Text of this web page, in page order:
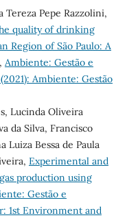
Tereza Pepe Razzolini,
quality of drinking
Region of São Paulo: A
, Ambiente: Gestão e
Ambiente: Gestão
Lucinda Oliveira
da Silva, Francisco
Luiza Bessa de Paula
Experimental and
production using
Gestão e
1st Environment and